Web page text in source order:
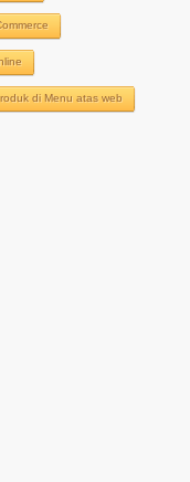
di Menu atas web